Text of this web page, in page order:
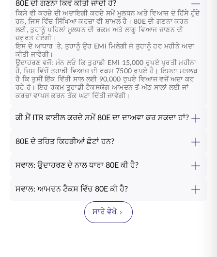
80E ਦੀ ਗਣਨਾ ਕਿਵੇਂ ਕੀਤੀ ਜਾਂਦੀ ਹੈ?
ਕਿਸੇ ਵੀ ਕਰਜ਼ੇ ਦੀ ਅਦਾਇਗੀ ਕਰਦੇ ਸਮੇਂ ਮੂਲਧਨ ਅਤੇ ਵਿਆਜ ਦੋ ਹਿੱਸੇ ਹੁੰਦੇ
ਹਨ, ਜਿਸ ਵਿੱਚ ਸਿੱਖਿਆ ਕਰਜ਼ਾ ਵੀ ਸ਼ਾਮਲ ਹੈ। 80E ਦੀ ਗਣਨਾ ਕਰਨ
ਲਈ, ਤੁਹਾਨੂੰ ਪਹਿਲਾਂ ਮੂਲਧਨ ਦੀ ਰਕਮ ਅਤੇ ਲਾਗੂ ਵਿਆਜ ਜਾਣਨ ਦੀ
ਜ਼ਰੂਰਤ ਹੋਏਗੀ।
ਇਸ ਦੇ ਆਧਾਰ 'ਤੇ, ਤੁਹਾਨੂੰ ਉਹ EMI ਮਿਲੇਗੀ ਜੋ ਤੁਹਾਨੂੰ ਹਰ ਮਹੀਨੇ ਅਦਾ
ਕੀਤੀ ਜਾਵੇਗੀ।
ਉਦਾਹਰਣ ਵਜੋਂ: ਮੰਨ ਲਓ ਕਿ ਤੁਹਾਡੀ EMI 15,000 ਰੁਪਏ ਪ੍ਰਤੀ ਮਹੀਨਾ
ਹੈ, ਜਿਸ ਵਿੱਚੋਂ ਤੁਹਾਡੀ ਵਿਆਜ ਦੀ ਰਕਮ 7500 ਰੁਪਏ ਹੈ। ਇਸਦਾ ਮਤਲਬ
ਹੈ ਕਿ ਤੁਸੀਂ ਇੱਕ ਵਿੱਤੀ ਸਾਲ ਲਈ 90,000 ਰੁਪਏ ਵਿਆਜ ਵਜੋਂ ਅਦਾ ਕਰ
ਰਹੇ ਹੋ। ਇਹ ਰਕਮ ਤੁਹਾਡੀ ਟੈਕਸਯੋਗ ਆਮਦਨ ਤੋਂ ਅੱਠ ਸਾਲਾਂ ਲਈ ਜਾਂ
ਕਰਜ਼ਾ ਵਾਪਸ ਕਰਨ ਤੱਕ ਘਟਾ ਦਿੱਤੀ ਜਾਵੇਗੀ।
ਕੀ ਮੈਂ ITR ਫਾਈਲ ਕਰਦੇ ਸਮੇਂ 80E ਦਾ ਦਾਅਵਾ ਕਰ ਸਕਦਾ ਹਾਂ?
80E ਦੇ ਤਹਿਤ ਕਿਹੜੀਆਂ ਛੋਟਾਂ ਹਨ?
ਸਵਾਲ: ਉਦਾਹਰਣ ਦੇ ਨਾਲ ਧਾਰਾ 80E ਕੀ ਹੈ?
ਸਵਾਲ: ਆਮਦਨ ਟੈਕਸ ਵਿੱਚ 80E ਕੀ ਹੈ?
ਸਾਰੇ ਵੇਖੋ